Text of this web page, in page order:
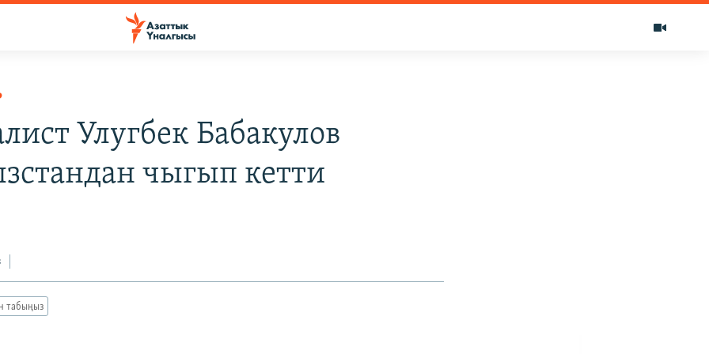
Улугбек Бабакулов
чыгып кетти
табыңыз